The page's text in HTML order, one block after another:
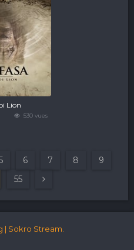
530 vues
Lion
6 7 8
9
55
| Sokro Stream.